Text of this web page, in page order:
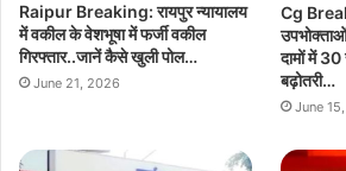
Raipur Breaking: रायपुर न्यायालय
में वकील के वेशभूषा में फर्जी वकील
गिरफ्तार..जानें कैसे खुली पोल…
June 21, 2026
Cg
दामों में
बढ़ोतरी…
June